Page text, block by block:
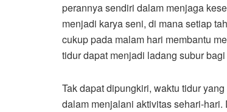
perannya sendiri dalam menjaga
menjadi karya seni, di mana setiap
cukup pada malam hari membantu
tidur dapat menjadi ladang subur
Tak dapat dipungkiri, waktu tidur
dalam menjalani aktivitas sehari-